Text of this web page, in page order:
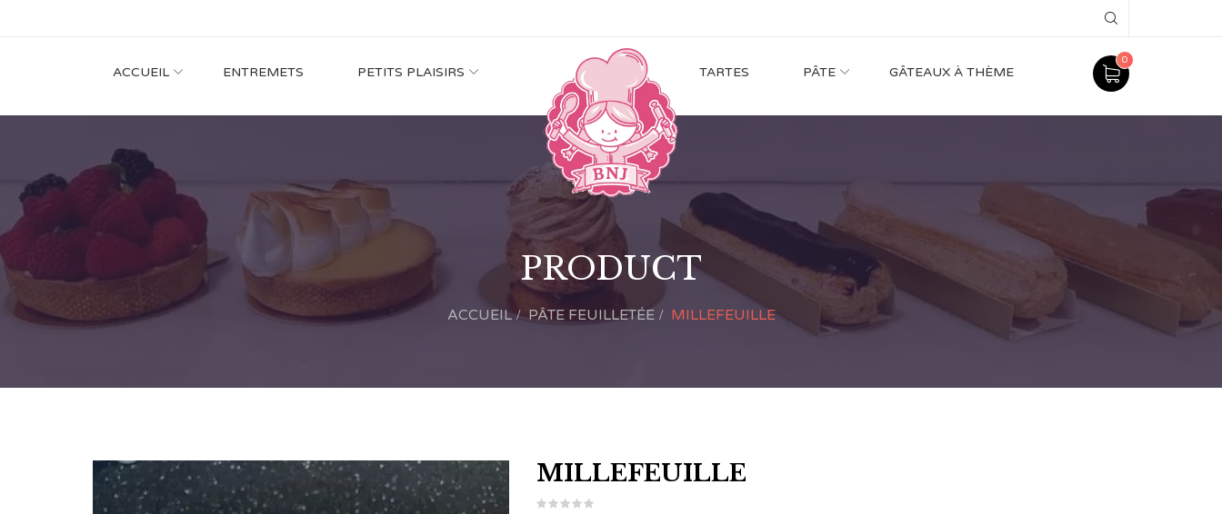
ACCUEIL ENTREMETS PETITS PLAISIRS TARTES PÂTE GÂTEAUX À THÈME
0
PRODUCT
ACCUEIL PÂTE FEUILLETÉE MILLEFEUILLE
MILLEFEUILLE